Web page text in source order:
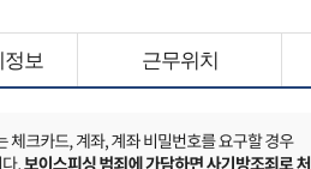
정보 근무위치